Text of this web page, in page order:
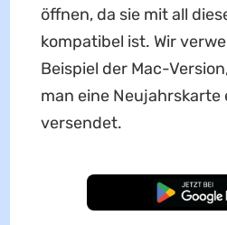
öffnen, da sie mit all
kompatibel ist. Wir
Beispiel der Mac-
man eine Neujahrskarte
versendet.
Kostenloser